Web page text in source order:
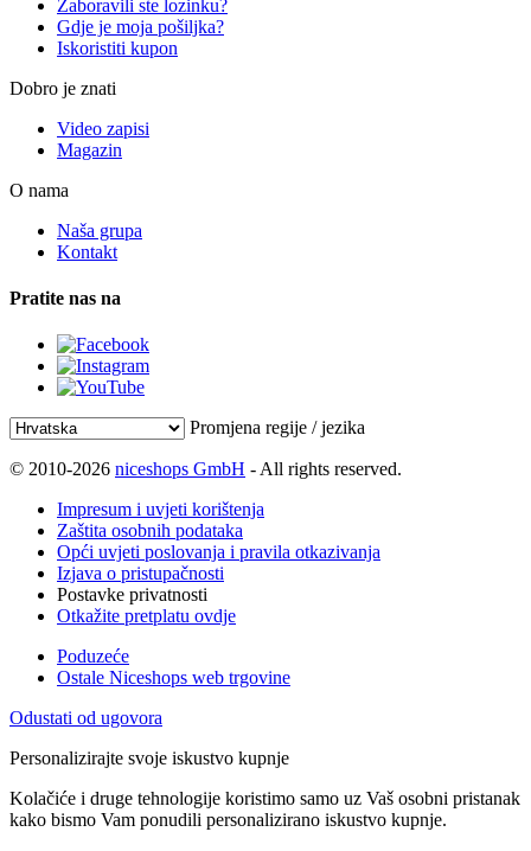
Zaboravili ste lozinku?
Gdje je moja pošiljka?
Iskoristiti kupon
Dobro je znati
Video zapisi
Magazin
O nama
Naša grupa
Kontakt
Pratite nas na
Promjena regije / jezika
© 2010-2026 niceshops GmbH - All rights reserved.
Impresum i uvjeti korištenja
Zaštita osobnih podataka
Opći uvjeti poslovanja i pravila otkazivanja
Izjava o pristupačnosti
Postavke privatnosti
Otkažite pretplatu ovdje
Poduzeće
Ostale Niceshops web trgovine
Odustati od ugovora
Personalizirajte svoje iskustvo kupnje
Kolačiće i druge tehnologije koristimo samo uz Vaš osobni pristanak
kako bismo Vam ponudili personalizirano iskustvo kupnje.